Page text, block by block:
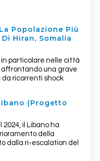
Popolazione Più
Hiran, Somalia
particolare nelle città
affrontando una grave
ricorrenti shock
(Progetto
il Libano ha
della
dalla ri-escalation del